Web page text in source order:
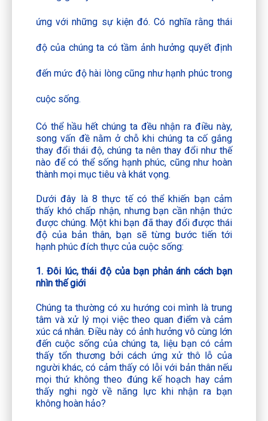
ứng với những sự kiện đó. Có nghĩa rằng thái
độ của chúng ta có tầm ảnh hưởng quyết định
đến mức độ hài lòng cũng như hạnh phúc trong
cuộc sống.
Có thể hầu hết chúng ta đều nhận ra điều này,
song vấn đề nằm ở chỗ khi chúng ta cố gắng
thay đổi thái độ, chúng ta nên thay đổi như thế
nào để có thể sống hạnh phúc, cũng như hoàn
thành mọi mục tiêu và khát vọng.
Dưới đây là 8 thực tế có thể khiến bạn cảm
thấy khó chấp nhận, nhưng bạn cần nhận thức
được chúng. Một khi bạn đã thay đổi được thái
độ của bản thân, bạn sẽ từng bước tiến tới
hạnh phúc đích thực của cuộc sống:
1. Đôi lúc, thái độ của bạn phản ánh cách bạn
nhìn thế giới
Chúng ta thường có xu hướng coi mình là trung
tâm và xử lý mọi việc theo quan điểm và cảm
xúc cá nhân. Điều này có ảnh hưởng vô cùng lớn
đến cuộc sống của chúng ta, liệu bạn có cảm
thấy tổn thương bởi cách ứng xử thô lỗ của
người khác, có cảm thấy có lỗi với bản thân nếu
mọi thứ không theo đúng kế hoạch hay cảm
thấy nghi ngờ về năng lực khi nhận ra bạn
không hoàn hảo?